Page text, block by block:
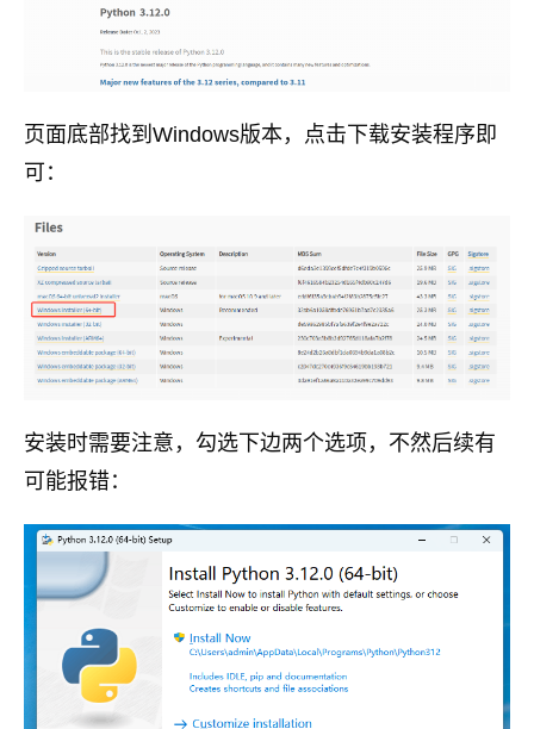
页面底部找到Windows版本，点击下载安装程序即
可：
安装时需要注意，勾选下边两个选项，不然后续有
可能报错：